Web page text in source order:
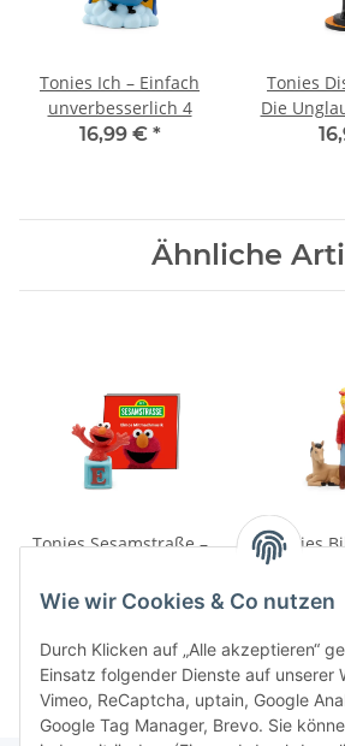
Wie wir Cookies & Co nutzen
Durch Klicken auf „Alle akzeptieren“
Einsatz folgender Dienste auf unserer
Vimeo, ReCaptcha, uptain, Google
Google Tag Manager, Brevo. Sie
Tonies Ich – Einfach
unverbesserlich 4
16,99 € *
Tonies
Die
Ähnliche
Tonies Sesamstraße –
16,99 €*
Tonies